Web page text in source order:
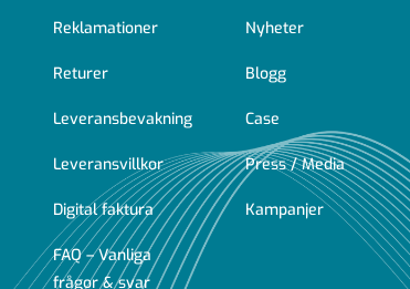
Reklamationer
Returer
Leveransbevakning
Leveransvillkor
Digital faktura
FAQ – Vanliga
frågor & svar
Nyheter
Blogg
Case
Press / Media
Kampanjer